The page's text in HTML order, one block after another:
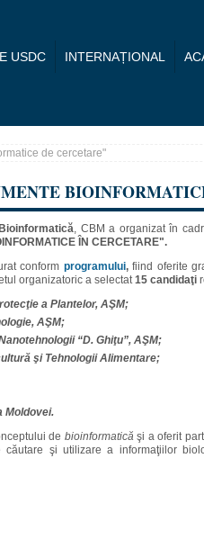
USDC INTERNAȚIONAL
de cercetare"
, CBM a organizat în
ÎN CERCETARE".
conform programului, fiind oferite
organizatoric a selectat15 candidaţi
a Plantelor, AŞM;
AŞM;
“D. Ghiţu”, AŞM;
şi Tehnologii Alimentare;
Moldovei.
de bioinformaticăşi a oferit
şi utilizare a informaţiilor